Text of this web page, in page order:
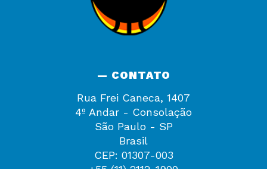
— CONTATO
Rua Frei Caneca, 1407
4º Andar - Consolação
São Paulo - SP
Brasil
CEP: 01307-003